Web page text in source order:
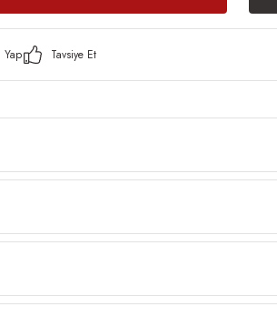
Yap Tavsiye Et